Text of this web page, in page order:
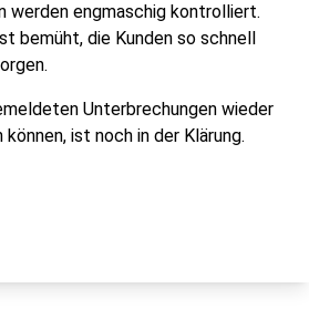
werden engmaschig kontrolliert.
bemüht, die Kunden so schnell
Unterbrechungen wieder
ist noch in der Klärung.